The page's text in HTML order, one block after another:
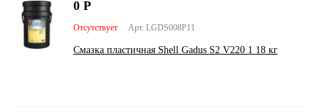
Арт. LGDS008P11
Отсутствует
Смазка пластичная Shell Gadus S2 V220 1 18 кг
0 Р